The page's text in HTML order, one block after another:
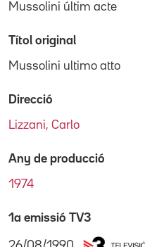
Mussolini últim acte
Títol original
Mussolini ultimo atto
Direcció
Lizzani, Carlo
Any de producció
1974
1a emissió TV3